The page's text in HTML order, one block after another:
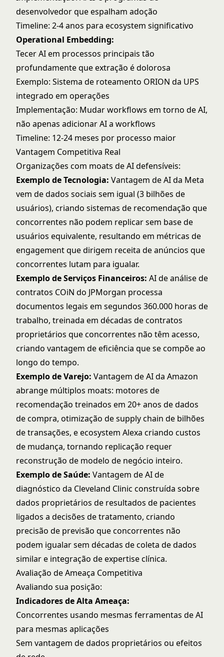
desenvolvedor que espalham adoção
Timeline: 2-4 anos para ecosystem significativo
Operational Embedding:
Tecer AI em processos principais tão
profundamente que extração é dolorosa
Exemplo: Sistema de roteamento ORION da UPS
integrado em operações
Implementação: Mudar workflows em torno de AI,
não apenas adicionar AI a workflows
Timeline: 12-24 meses por processo maior
Vantagem Competitiva Real
Organizações com moats de AI defensíveis:
Exemplo de Tecnologia: Vantagem de AI da Meta
vem de dados sociais sem igual (3 bilhões de
usuários), criando sistemas de recomendação que
concorrentes não podem replicar sem base de
usuários equivalente, resultando em métricas de
engagement que dirigem receita de anúncios que
concorrentes lutam para igualar.
Exemplo de Serviços Financeiros: AI de análise de
contratos COiN do JPMorgan processa
documentos legais em segundos 360.000 horas de
trabalho, treinada em décadas de contratos
proprietários que concorrentes não têm acesso,
criando vantagem de eficiência que se compõe ao
longo do tempo.
Exemplo de Varejo: Vantagem de AI da Amazon
abrange múltiplos moats: motores de
recomendação treinados em 20+ anos de dados
de compra, otimização de supply chain de bilhões
de transações, e ecosystem Alexa criando custos
de mudança, tornando replicação requer
reconstrução de modelo de negócio inteiro.
Exemplo de Saúde: Vantagem de AI de
diagnóstico da Cleveland Clinic construída sobre
dados proprietários de resultados de pacientes
ligados a decisões de tratamento, criando
precisão de previsão que concorrentes não
podem igualar sem décadas de coleta de dados
similar e integração de expertise clínica.
Avaliação de Ameaça Competitiva
Avaliando sua posição:
Indicadores de Alta Ameaça:
Concorrentes usando mesmas ferramentas de AI
para mesmas aplicações
Sem vantagem de dados proprietários ou efeitos